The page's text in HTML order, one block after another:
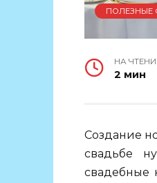
ПОЛЕЗНЫЕ
НА
2 мин
Создание
свадьбе
свадебные